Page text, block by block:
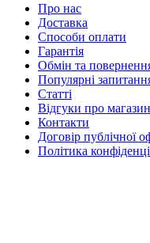
Про нас
Доставка
Способи оплати
Гарантія
Обмін та
Популярні
Статті
Відгуки про магазин
Контакти
Договір публічної
Політика